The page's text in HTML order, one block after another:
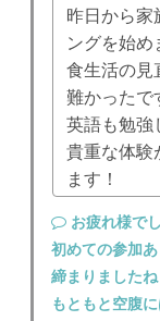
昨日から家
ングを始
食生活の見
難かったで
英語も勉強
貴重な体験
ます！
お疲れ様で
初めての参加
締まりましたね
もともと空腹